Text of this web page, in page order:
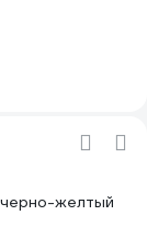
черно-желтый